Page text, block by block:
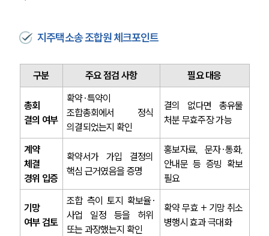
법률지식인
고객후기
업무분야
건설부 업무
전체
구성원 소개
부동산전문변호사
소식/자료
지주택소송 조합원 체크포인트
구분 주요 점검 사항 필요 대응
총회
결의 여부
확약·특약이
조합총회에서 정식
의결되었는지 확인
결의 없다면 총유물
처분 무효주장 가능
계약
체결
경위 입증
확약서가 가입 결정의
핵심 근거였음을 증명
홍보자료, 문자·통화,
안내문 등 증빙 확보
필요
기망
여부 검토
조합 측이 토지 확보율·
사업 일정 등을 허위
또는 과장했는지 확인
확약 무효 + 기망 취소
병행시 효과 극대화